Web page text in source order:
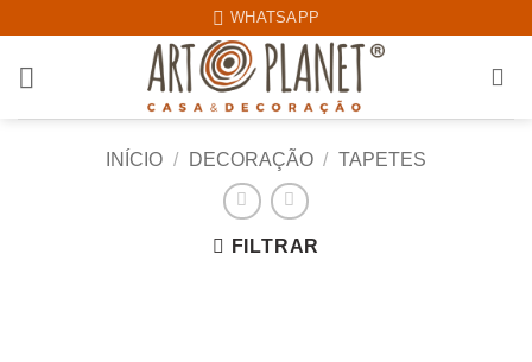
content
WHATSAPP
INÍCIO / DECORAÇÃO / TAPETES
FILTRAR